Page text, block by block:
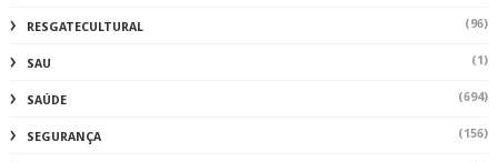
RESGATECULTURAL (96)
SAU (1)
SAÚDE (694)
SEGURANÇA (156)